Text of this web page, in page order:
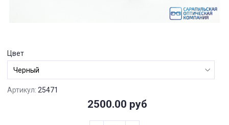
Цвет
Артикул: 25471
2500.00 руб